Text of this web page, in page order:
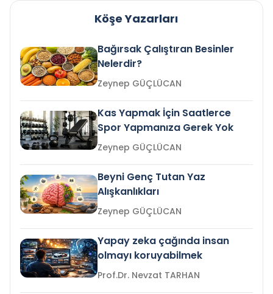
Köşe Yazarları
Bağırsak Çalıştıran Besinler
Nelerdir?
Zeynep GÜÇLÜCAN
Kas Yapmak İçin Saatlerce
Spor Yapmanıza Gerek Yok
Zeynep GÜÇLÜCAN
Beyni Genç Tutan Yaz
Alışkanlıkları
Zeynep GÜÇLÜCAN
Yapay zeka çağında insan
olmayı koruyabilmek
Prof.Dr. Nevzat TARHAN